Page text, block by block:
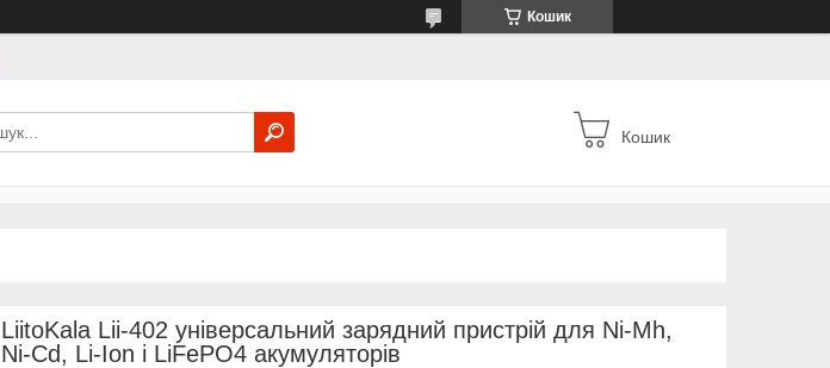
Кошик
Кошик
LiitoKala Lii-402 універсальний зарядний пристрій для Ni-Mh,
Ni-Cd, Li-Ion і LiFePO4 акумуляторів